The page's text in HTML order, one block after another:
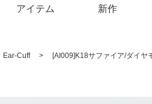
アイテム 新作
Ear-Cuff > [AI009]K18サファイア/ダイヤ